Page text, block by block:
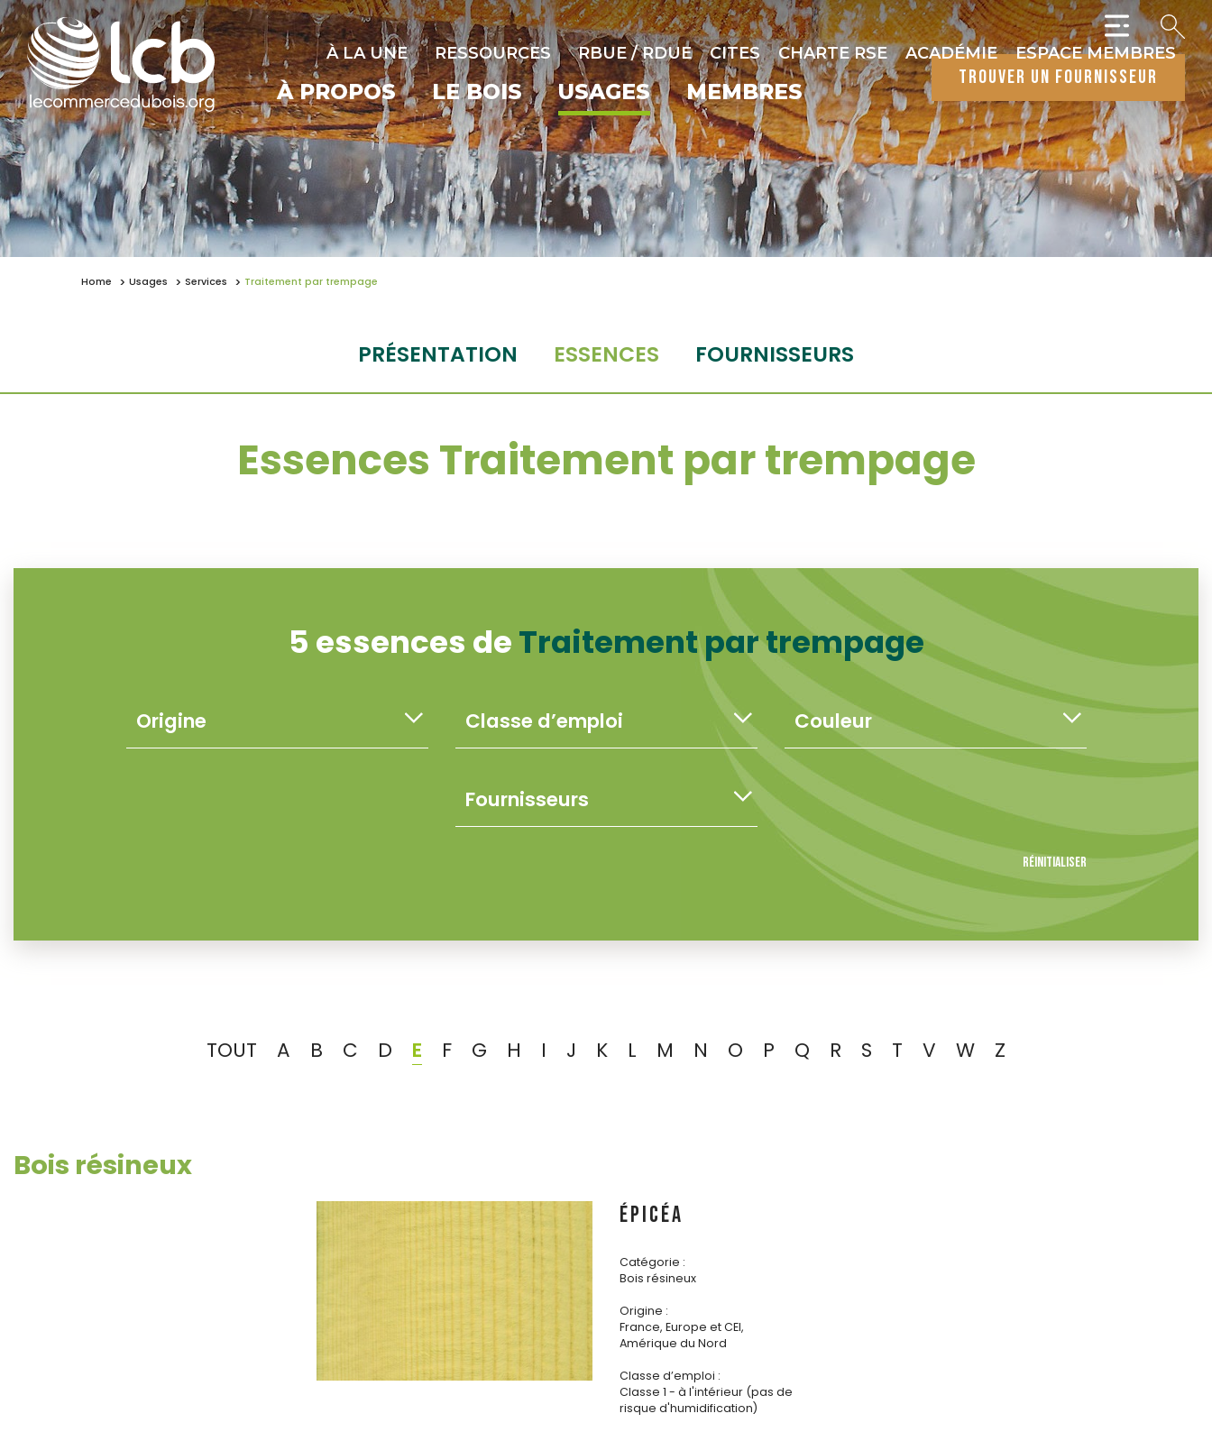
À LA UNE RESSOURCES RBUE / RDUE CITES CHARTE RSE ACADÉMIE ESPACE MEMBRES
À PROPOS LE BOIS USAGES MEMBRES
trouver un fournisseur
Home Usages Services Traitement par trempage
PRÉSENTATION ESSENCES FOURNISSEURS
Essences Traitement par trempage
5 essences deTraitement par trempage
Réinitialiser
TOUT A B C D E F G H I J K L M N O P Q R S T V W Z
Bois résineux
ÉPICÉA
Catégorie :
Bois résineux
Origine :
France, Europe et CEI,
Amérique du Nord
Classe d’emploi :
Classe 1 - à l'intérieur (pas de
risque d'humidification)